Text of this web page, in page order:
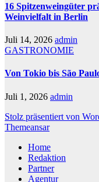
16 Spitzenweingüter
Weinvielfalt in Berlin
Juli 14, 2026 admin
GASTRONOMIE
Von Tokio bis São
Juli 1, 2026 admin
Stolz präsentiert von
Themeansar
Home
Redaktion
Partner
Agentur